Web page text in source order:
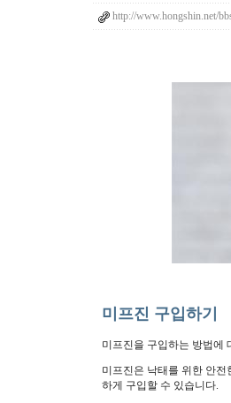
http://www.hongshin.net/
미프진 구입하기
미프진을 구입하는 방법에
미프진은 낙태를 위한 안
하게 구입할 수 있습니다.